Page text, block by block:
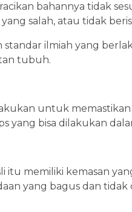
bahannya tidak
salah, atau tidak
ilmiah yang
tubuh.
untuk
yang bisa dilakukan
memiliki kemasan
yang bagus dan tidak